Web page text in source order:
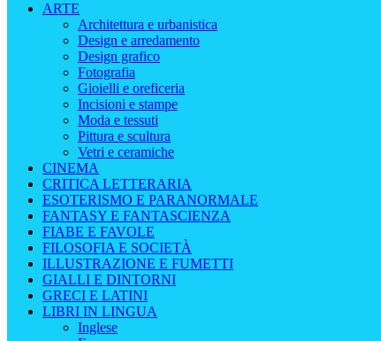
ARTE
Architettura e urbanistica
Design e arredamento
Design grafico
Fotografia
Gioielli e oreficeria
Incisioni e stampe
Moda e tessuti
Pittura e scultura
Vetri e ceramiche
CINEMA
CRITICA LETTERARIA
ESOTERISMO E PARANORMALE
FANTASY E FANTASCIENZA
FIABE E FAVOLE
FILOSOFIA E SOCIETÀ
ILLUSTRAZIONE E FUMETTI
GIALLI E DINTORNI
GRECI E LATINI
LIBRI IN LINGUA
Inglese